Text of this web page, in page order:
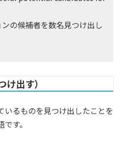
ンの候補者を数名見つけ出し
出す）
いるものを見つけ出したことを
す。